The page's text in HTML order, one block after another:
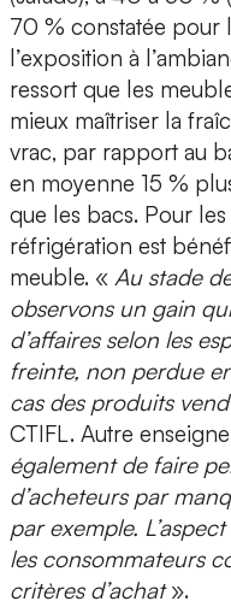
70 % constatée pour
l’exposition à
ressort que les
mieux maîtriser la
vrac, par rapport au
en moyenne 15 %
que les bacs. Pour
réfrigération est
meuble. « Au stade
observons un gain
d’affaires selon les
freinte, non perdue
cas des produits
CTIFL. Autre
également de faire
d’acheteurs par
par exemple.
les consommateurs
critères d’achat».